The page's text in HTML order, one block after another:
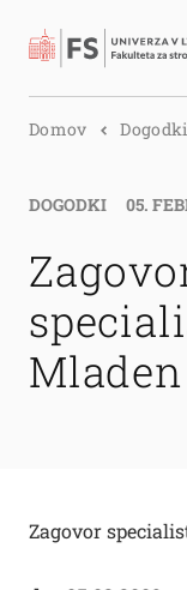
Išči
Domov Dogodki
DOGODKI 05.
Zagovor